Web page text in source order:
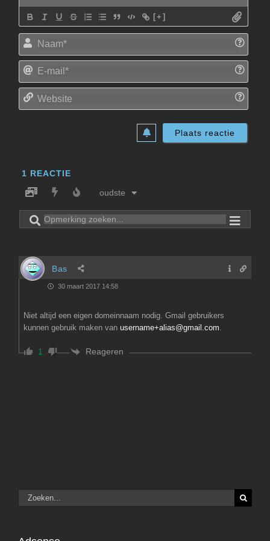
[+]
E-
1 REACTIE
oudste
Bas
30 maart 2017 14:58
Niet altijd een eigen domeinnaam nodig. Gmail gebruikers
kunnen gebruik maken van username+alias@gmail.com.
1 Reageren
Zoeken
naar: